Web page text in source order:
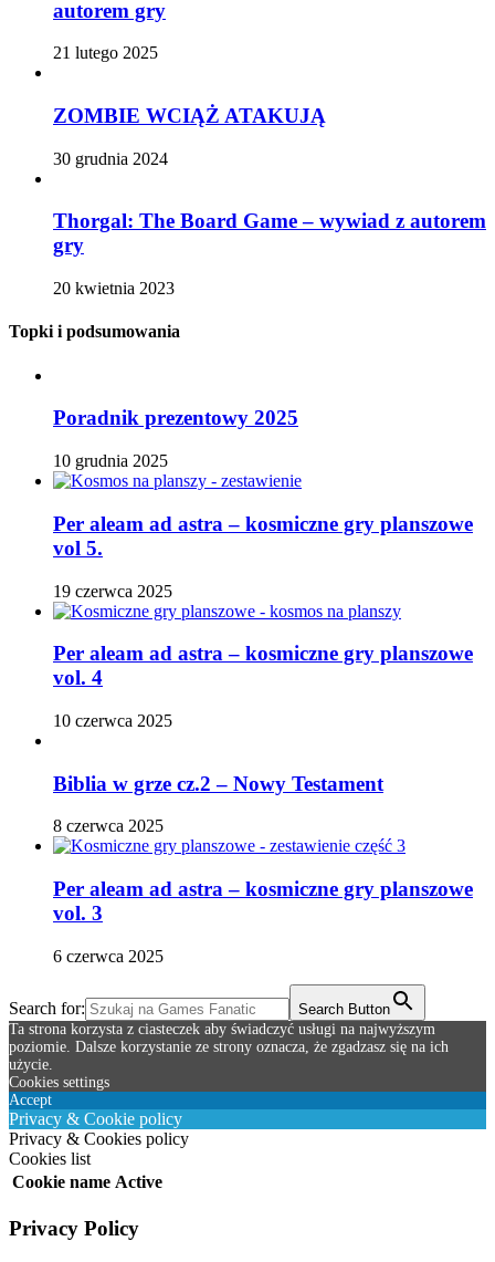
autorem gry
21 lutego 2025
ZOMBIE WCIĄŻ ATAKUJĄ
30 grudnia 2024
Thorgal: The Board Game – wywiad z autorem
gry
20 kwietnia 2023
Topki i podsumowania
Poradnik prezentowy 2025
10 grudnia 2025
Per aleam ad astra – kosmiczne gry planszowe
vol 5.
19 czerwca 2025
Per aleam ad astra – kosmiczne gry planszowe
vol. 4
10 czerwca 2025
Biblia w grze cz.2 – Nowy Testament
8 czerwca 2025
Per aleam ad astra – kosmiczne gry planszowe
vol. 3
6 czerwca 2025
Search for:
Search Button
Ta strona korzysta z ciasteczek aby świadczyć usługi na najwyższym
poziomie. Dalsze korzystanie ze strony oznacza, że zgadzasz się na ich
użycie.
Cookies settings
Accept
Privacy & Cookie policy
Privacy & Cookies policy
Cookies list
Cookie name Active
Privacy Policy